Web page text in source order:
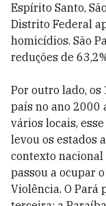
Espírito Santo,
Distrito Federal
homicídios. São
reduções de
Por outro lado, os
país no ano 2000
vários locais,
levou os estados
contexto nacional
passou a ocupar
Violência. O Pará